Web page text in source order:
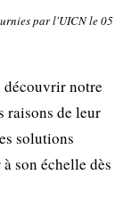
par l'UICN le 05
découvrir notre
raisons de leur
solutions
son échelle dès